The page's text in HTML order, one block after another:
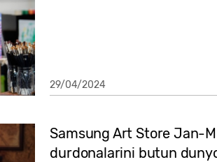
29/04/2024
Samsung Art Store Jan-
durdonalarini butun